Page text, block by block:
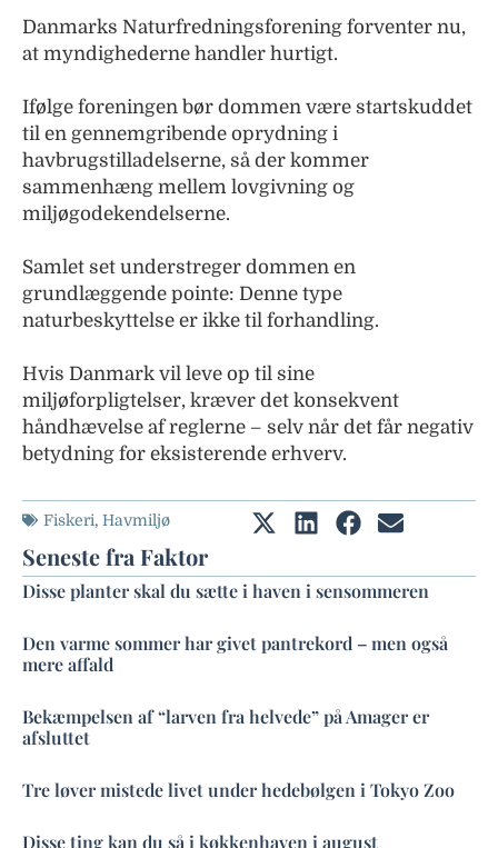
Danmarks Naturfredningsforening forventer nu,
at myndighederne handler hurtigt.
Ifølge foreningen bør dommen være startskuddet
til en gennemgribende oprydning i
havbrugstilladelserne, så der kommer
sammenhæng mellem lovgivning og
miljøgodekendelserne.
Samlet set understreger dommen en
grundlæggende pointe: Denne type
naturbeskyttelse er ikke til forhandling.
Hvis Danmark vil leve op til sine
miljøforpligtelser, kræver det konsekvent
håndhævelse af reglerne – selv når det får negativ
betydning for eksisterende erhverv.
Fiskeri, Havmiljø
Seneste fra Faktor
Disse planter skal du sætte i haven i sensommeren
Den varme sommer har givet pantrekord – men også
mere affald
Bekæmpelsen af “larven fra helvede” på Amager er
afsluttet
Tre løver mistede livet under hedebølgen i Tokyo Zoo
Disse ting kan du så i køkkenhaven i august